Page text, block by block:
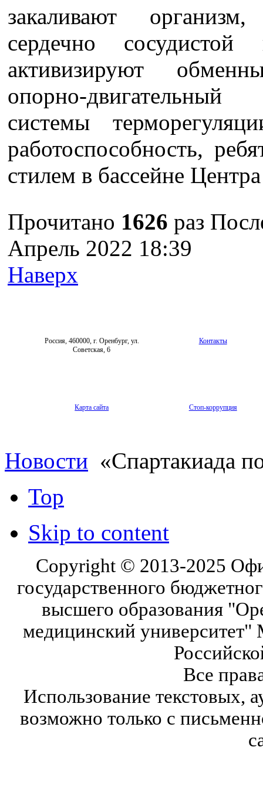
закаливают
сердечно
активизируют
опорно-двигательный
системы
работоспособность,
стилем в бассейне
Прочитано 1626 раз
Апрель 2022 18:39
Наверх
Россия, 460000, г. Оренбург, ул.
Советская, 6
Контакты
Карта сайта Стоп-коррупция
Новости «Спартакиада
Top
Skip to content
Copyright © 2013-2025
государственного
высшего образования
медицинский университет"
Все
Использование текстовых,
возможно только с